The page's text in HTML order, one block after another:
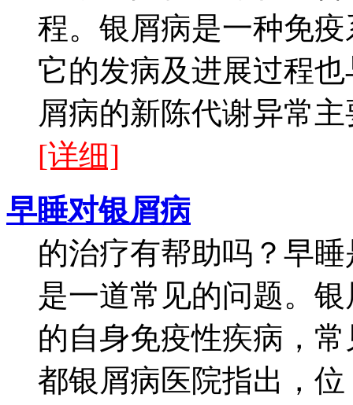
程。银屑病是一种免
它的发病及进展过程
屑病的新陈代谢异常
[详细]
早睡对银屑病
的治疗有帮助吗？早
是一道常见的问题。
的自身免疫性疾病，
都银屑病医院指出，